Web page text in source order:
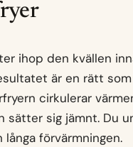
ihop den kvällen
är en rätt
cirkulerar
sig jämnt. Du
förvärmningen.